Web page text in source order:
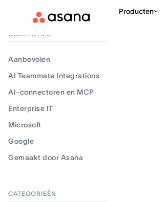
Producten
Resultaten filteren
COLLECTIES
Aanbevolen
AI Teammate Integrations
AI-connectoren en MCP
Enterprise IT
Microsoft
Google
Gemaakt door Asana
CATEGORIEËN